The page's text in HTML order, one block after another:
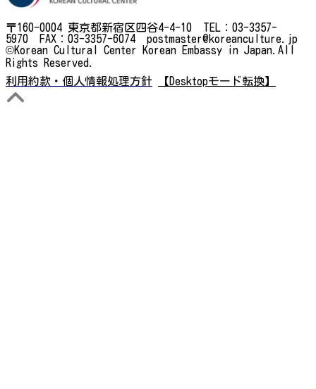
〒160-0004 東京都新宿区四谷4-4-10 TEL：03-3357-
5970 FAX：03-3357-6074 postmaster@koreanculture.jp
©Korean Cultural Center Korean Embassy in Japan.All
Rights Reserved.
利用約款・個人情報処理方針
【Desktopモード転換】